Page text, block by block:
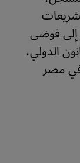
إلى فوضى
الدولي،
في مصر